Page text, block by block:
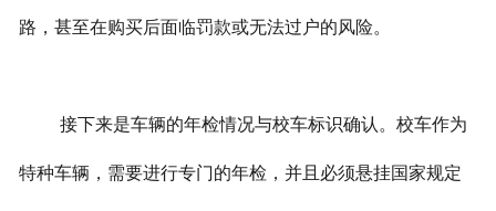
路，甚至在购买后面临罚款或无法过户的风险。
接下来是车辆的年检情况与校车标识确认。校车作为
特种车辆，需要进行专门的年检，并且必须悬挂国家规定